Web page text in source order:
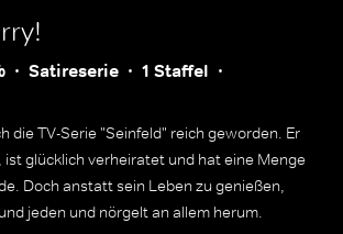
Satireserie
1 Staffel
die TV-Serie "Seinfeld" reich geworden. Er
ist glücklich verheiratet und hat eine Menge
Doch anstatt sein Leben zu genießen,
jeden und nörgelt an allem herum.